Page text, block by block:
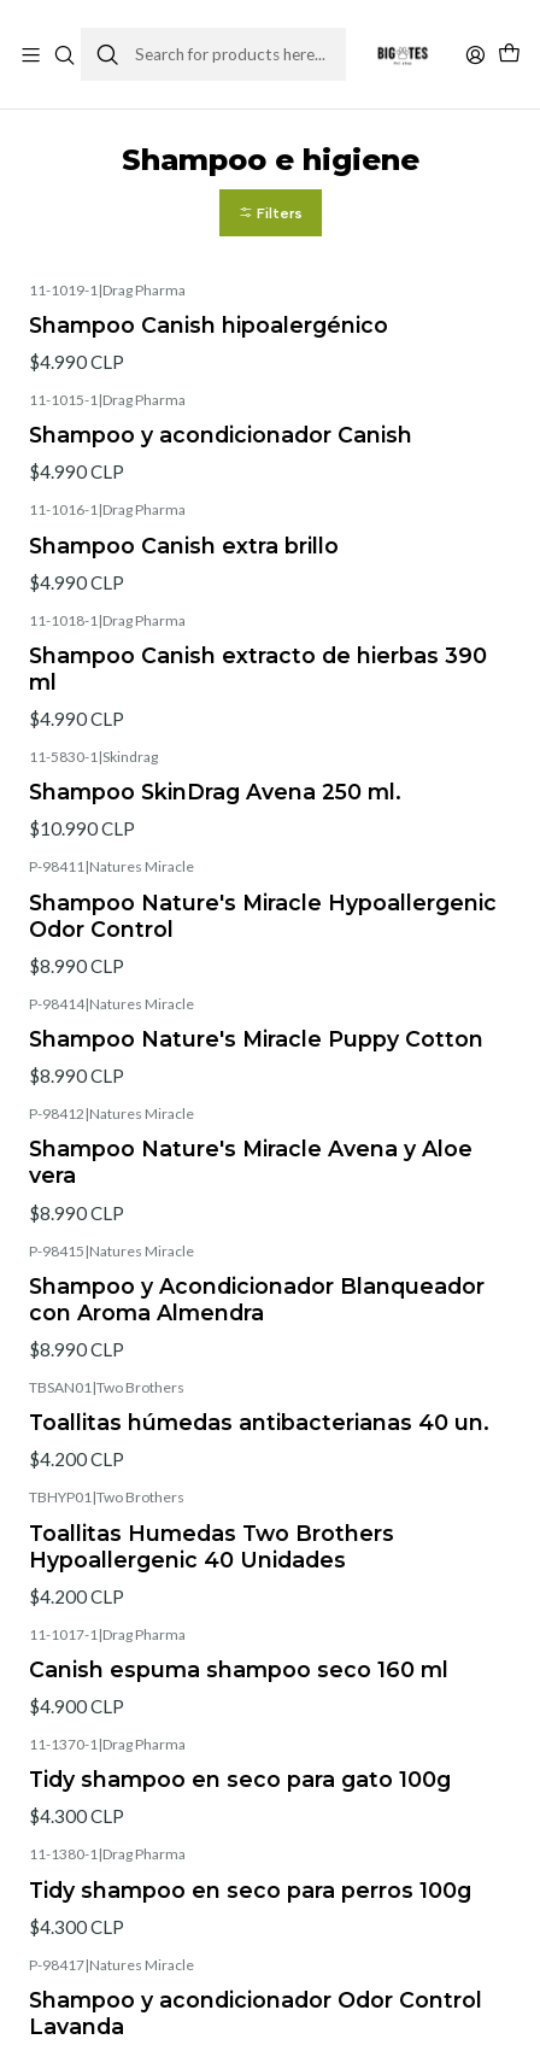
Shampoo e higiene
Filters
11-1019-1 |Drag Pharma
Shampoo Canish hipoalergénico
$4.990 CLP
11-1015-1 |Drag Pharma
Shampoo y acondicionador Canish
$4.990 CLP
11-1016-1|Drag Pharma
Shampoo Canish extra brillo
$4.990 CLP
11-1018-1 |Drag Pharma
Shampoo Canish extracto de hierbas 390
ml
$4.990 CLP
11-5830-1|Skindrag
Shampoo SkinDrag Avena 250 ml.
$10.990 CLP
P-98411|Natures Miracle
Shampoo Nature's Miracle Hypoallergenic
Odor Control
$8.990 CLP
P-98414|Natures Miracle
Shampoo Nature's Miracle Puppy Cotton
$8.990 CLP
P-98412 |Natures Miracle
Shampoo Nature's Miracle Avena y Aloe
vera
$8.990 CLP
P-98415 |Natures Miracle
Shampoo y Acondicionador Blanqueador
con Aroma Almendra
$8.990 CLP
TBSAN01 |Two Brothers
Toallitas húmedas antibacterianas 40 un.
$4.200 CLP
TBHYP01|Two Brothers
Toallitas Humedas Two Brothers
Hypoallergenic 40 Unidades
$4.200 CLP
11-1017-1 |Drag Pharma
Canish espuma shampoo seco 160 ml
$4.900 CLP
11-1370-1|Drag Pharma
Tidy shampoo en seco para gato 100g
$4.300 CLP
11-1380-1|Drag Pharma
Tidy shampoo en seco para perros 100g
$4.300 CLP
P-98417|Natures Miracle
Shampoo y acondicionador Odor Control
Lavanda